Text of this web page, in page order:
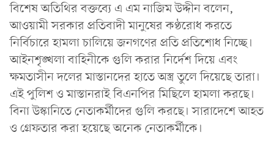
বিশেষ অতিথির বক্তব্যে এ এম নাজিম উদ্দীন বলেন,
আওয়ামী সরকার প্রতিবাদী মানুষের কণ্ঠরোধ করতে
নির্বিচারে হামলা চালিয়ে জনগণের প্রতি প্রতিশোধ নিচ্ছে।
আইনশৃঙ্খলা বাহিনীকে গুলি করার নির্দেশ দিয়ে এবং
ক্ষমতাসীন দলের মাস্তানদের হাতে অস্ত্র তুলে দিয়েছে তারা।
এই পুলিশ ও মাস্তানরাই বিএনপির মিছিলে হামলা করছে।
বিনা উস্কানিতে নেতাকর্মীদের গুলি করছে। সারাদেশে আহত
ও গ্রেফতার করা হয়েছে অনেক নেতাকর্মীকে।